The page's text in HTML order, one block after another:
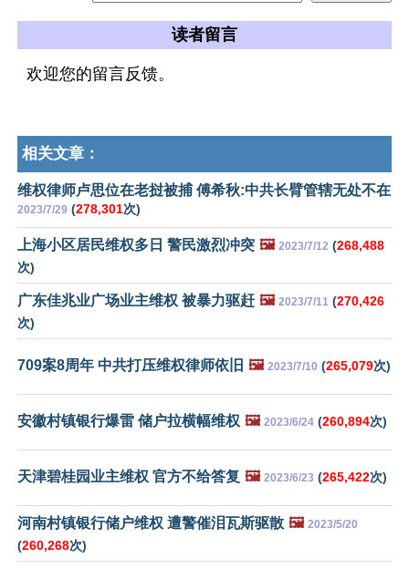
读者留言
欢迎您的留言反馈。
相关文章：
维权律师卢思位在老挝被捕 傅希秋:中共长臂管辖无处不在
2023/7/29 (278,301次)
上海小区居民维权多日 警民激烈冲突 🖼️ 2023/7/12 (268,488
次)
广东佳兆业广场业主维权 被暴力驱赶 🖼️ 2023/7/11 (270,426
次)
709案8周年 中共打压维权律师依旧 🖼️ 2023/7/10 (265,079次)
安徽村镇银行爆雷 储户拉横幅维权 🖼️ 2023/6/24 (260,894次)
天津碧桂园业主维权 官方不给答复 🖼️ 2023/6/23 (265,422次)
河南村镇银行储户维权 遭警催泪瓦斯驱散 🖼️ 2023/5/20
(260,268次)